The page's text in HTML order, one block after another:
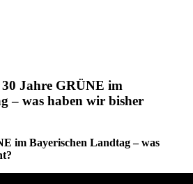
Jahre GRÜNE im
– was haben wir bisher
im Bayerischen Landtag – was